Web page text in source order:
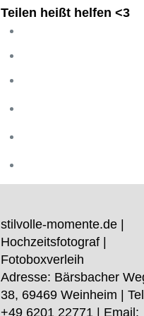
Teilen heißt helfen <3
stilvolle-momente.de |
Hochzeitsfotograf |
Fotoboxverleih
Adresse: Bärsbacher
38, 69469Weinheim |
+49 6201 22771 | Email: